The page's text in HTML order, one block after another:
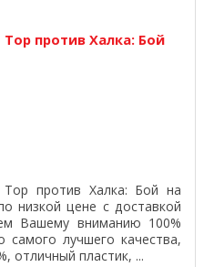
Тор против Халка: Бой
Тор против Халка: Бой на
низкой цене с доставкой
Вашему вниманию 100%
самого лучшего качества,
отличный пластик, ...